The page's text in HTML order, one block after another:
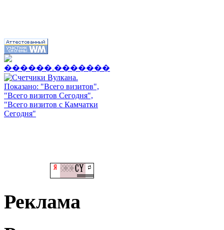
Реклама